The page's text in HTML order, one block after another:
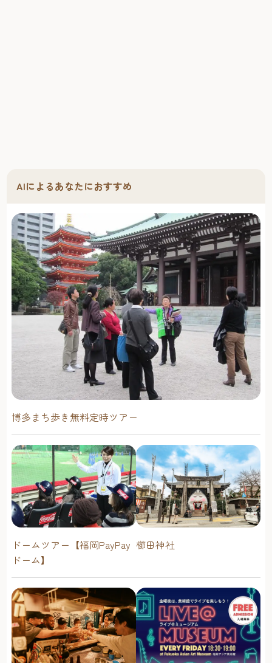
AIによるあなたにおすすめ
博多まち歩き無料定時ツアー
ドームツアー【福岡PayPay
ドーム】
櫛田神社